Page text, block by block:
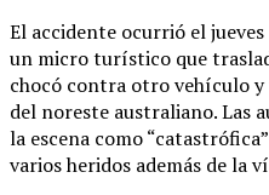
El accidente ocurrió el
un micro turístico que
chocó contra otro vehículo
del noreste australiano. Las
la escena como
varios heridos además de la